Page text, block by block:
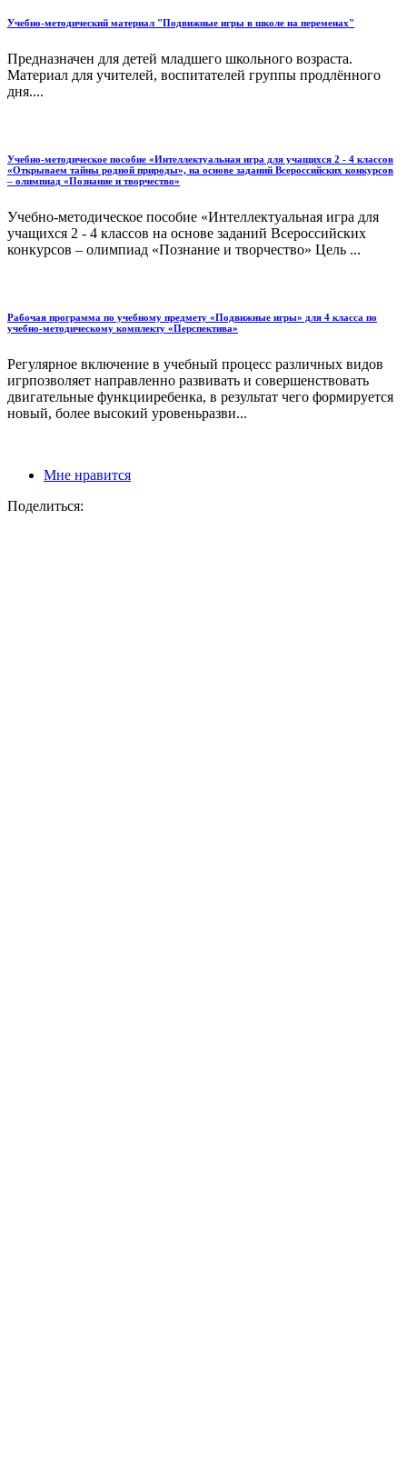
Учебно-методический материал "Подвижные игры в школе на переменах"
Предназначен для детей младшего школьного возраста.
Материал для учителей, воспитателей группы продлённого
дня....
Учебно-методическое пособие «Интеллектуальная игра для учащихся 2 - 4 классов
«Открываем тайны родной природы», на основе заданий Всероссийских конкурсов
– олимпиад «Познание и творчество»
Учебно-методическое пособие «Интеллектуальная игра для
учащихся 2 - 4 классов на основе заданий Всероссийских
конкурсов – олимпиад «Познание и творчество» Цель ...
Рабочая программа по учебному предмету «Подвижные игры» для 4 класса по
учебно-методическому комплекту «Перспектива»
Регулярное включение в учебный процесс различных видов
игрпозволяет направленно развивать и совершенствовать
двигательные функцииребенка, в результат чего формируется
новый, более высокий уровеньразви...
Мне нравится
Поделиться: